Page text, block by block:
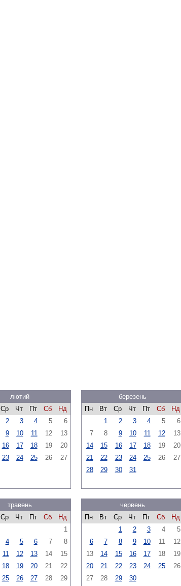
лютий
Ср Чт Пт Сб
Нд
2 3 4 5
6
9 10 11 12
13
16 17 18 19
20
23 24 25 26
27
березень
Пн
Вт Ср Чт Пт Сб
Нд
1
2 3 4 5
6
7
8 9 10 11 12
13
14
15 16 17 18 19
20
21
22 23 24 25 26
27
28
29 30 31
травень
Ср Чт Пт Сб
Нд
1
4 5 6 7
8
11 12 13 14
15
18 19 20 21
22
25 26 27 28
29
червень
Пн
Вт Ср Чт Пт Сб
Нд
1
2 3 4
5
6
7 8 9 10 11
12
13
14 15 16 17 18
19
20
21 22 23 24 25
26
27
28 29 30